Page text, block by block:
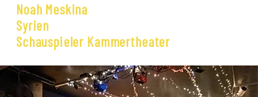
Noah Meskina
Syrien
Schauspieler Kammertheater